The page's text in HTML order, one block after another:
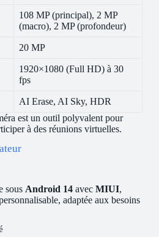
108 MP (principal), 2 MP
(macro), 2 MP (profondeur)
20 MP
1920×1080 (Full HD) à 30
fps
AI Erase, AI Sky, HDR
est un outil polyvalent pour
à des réunions virtuelles.
sous Android 14 avec MIUI,
adaptée aux besoins